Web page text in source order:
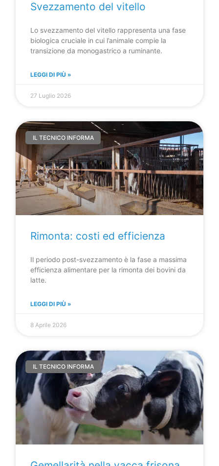
Svezzamento del vitello
Lo svezzamento del vitello rappresenta una fase
biologica cruciale in cui l’animale compie la
transizione da monogastrico a ruminante.
LEGGI DI PIÙ »
27 Luglio 2026
IL TECNICO INFORMA
Rimonta: costi ed efficienza
Il periodo post-svezzamento è la fase a massima
efficienza alimentare per la rimonta dei bovini da
latte.
LEGGI DI PIÙ »
8 Aprile 2026
IL TECNICO INFORMA